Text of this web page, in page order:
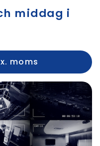
middag i
moms